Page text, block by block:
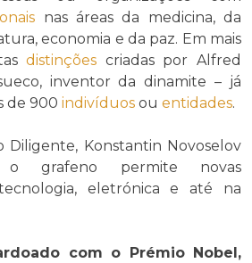
nas áreas da medicina, da
economia e da paz. Em mais
distinções criadas por Alfred
inventor da dinamite – já
de 900 indivíduos ou entidades.
Diligente, Konstantin Novoselov
o grafeno permite novas
eletrónica e até na
com o Prémio Nobel,